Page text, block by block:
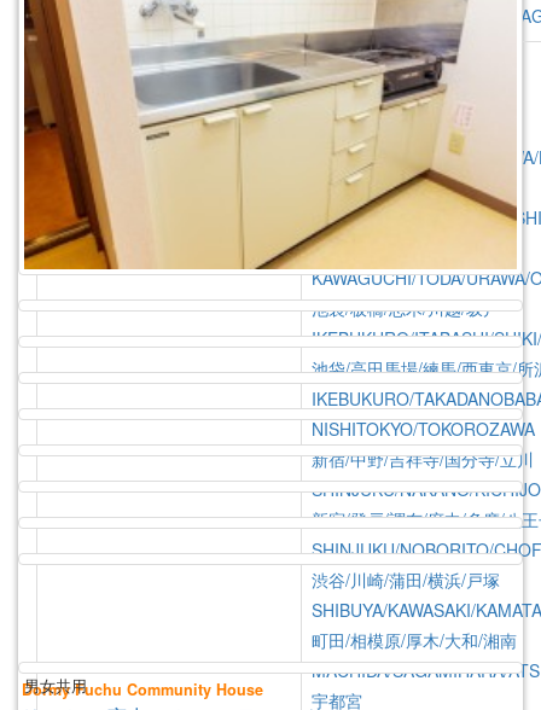
HIROSAKI 山形
東京/神奈川/埼玉/千葉/栃木
TOKYO/KANAGAWA/SAITAMA
CHIBA/TOCHIGI
首都圏全域
SHUTOKEN ZENNIKI
江戸川/葛西/市川/船橋/千葉
EDOGAWA/KASAI/
上野/北千住/葛飾/松戸/柏
UENO/KITASENJU/
川口/戸田/浦和/大宮/越谷
KAWAGUCHI/TODA/URAWA/
池袋/板橋/志木/川越/坂戸
IKEBUKURO/ITABASHI/
池袋/高田馬場/練馬/西東京/所
IKEBUKURO/
NISHITOKYO/TOKOROZAWA
新宿/中野/吉祥寺/国分寺/立川
SHINJUKU/NAKANO/
新宿/登戸/調布/府中/多摩/八
SHINJUKU/NOBORITO/
渋谷/川崎/蒲田/横浜/戸塚
SHIBUYA/KAWASAKI/
町田/相模原/厚木/大和/湘南
MACHIDA/SAGAMIHARA/
宇都宮
應用
Related Properties
男女共用
Dormy Fuchu Community House